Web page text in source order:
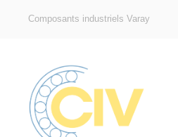
Composants industriels Varay